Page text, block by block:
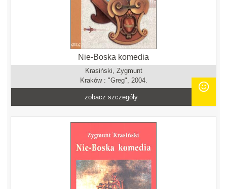
Nie-Boska komedia
Krasiński, Zygmunt
Kraków : "Greg", 2004.
zobacz szczegóły